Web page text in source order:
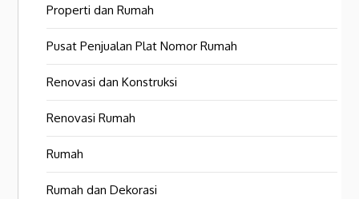
Properti dan Rumah
Pusat Penjualan Plat Nomor Rumah
Renovasi dan Konstruksi
Renovasi Rumah
Rumah
Rumah dan Dekorasi